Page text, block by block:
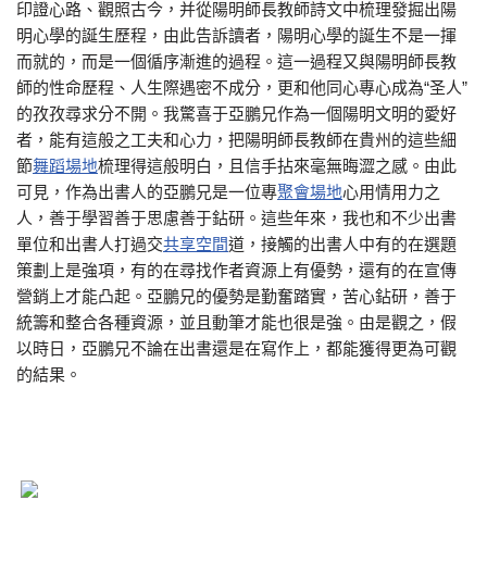
印證心路、觀照古今，并從陽明師長教師詩文中梳理發掘出陽
明心學的誕生歷程，由此告訴讀者，陽明心學的誕生不是一揮
而就的，而是一個循序漸進的過程。這一過程又與陽明師長教
師的性命歷程、人生際遇密不成分，更和他同心專心成為“圣人”
的孜孜尋求分不開。我驚喜于亞鵬兄作為一個陽明文明的愛好
者，能有這般之工夫和心力，把陽明師長教師在貴州的這些細
節舞蹈場地梳理得這般明白，且信手拈來毫無晦澀之感。由此
可見，作為出書人的亞鵬兄是一位專聚會場地心用情用力之
人，善于學習善于思慮善于鉆研。這些年來，我也和不少出書
單位和出書人打過交共享空間道，接觸的出書人中有的在選題
策劃上是強項，有的在尋找作者資源上有優勢，還有的在宣傳
營銷上才能凸起。亞鵬兄的優勢是勤奮踏實，苦心鉆研，善于
統籌和整合各種資源，並且動筆才能也很是強。由是觀之，假
以時日，亞鵬兄不論在出書還是在寫作上，都能獲得更為可觀
的結果。